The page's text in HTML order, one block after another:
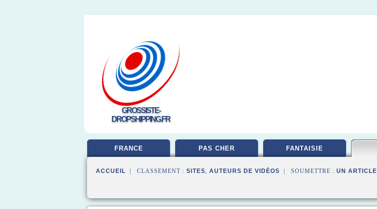
GROSSISTE-
DROPSHIPPING.FR
FRANCE PAS CHER FANTAISIE
ACCUEIL | CLASSEMENT : SITES, AUTEURS DE VIDÉOS | SOUMETTRE : UN ARTICLE